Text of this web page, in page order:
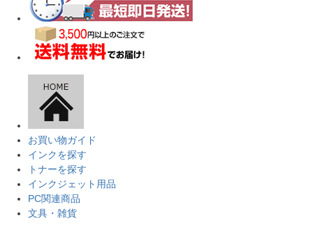
お買い物ガイド
インクを探す
トナーを探す
インクジェット用品
PC関連商品
文具・雑貨